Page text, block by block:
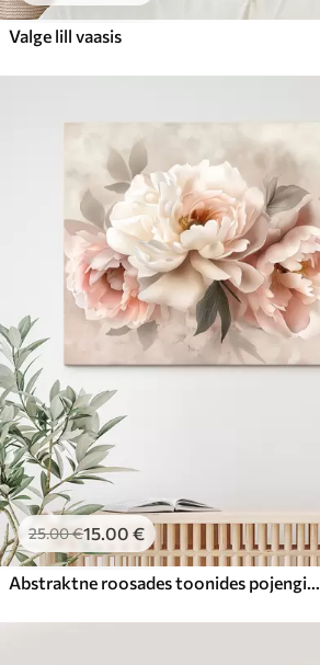
Valge lill vaasis
25.00€15.00 €
Abstraktne roosades toonides pojengide kimp